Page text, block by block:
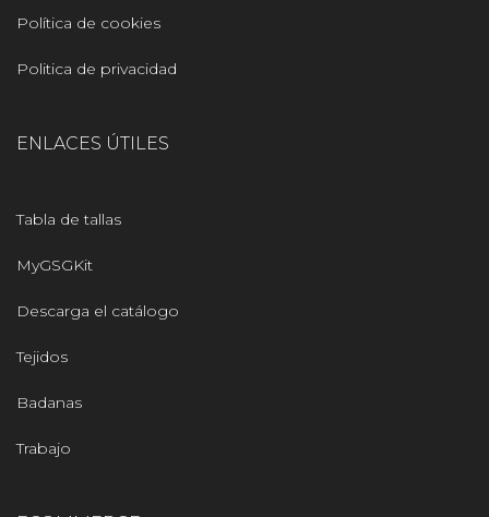
Política de cookies
Politica de privacidad
ENLACES ÚTILES
Tabla de tallas
MyGSGKit
Descarga el catálogo
Tejidos
Badanas
Trabajo